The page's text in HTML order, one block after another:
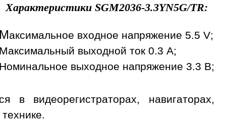
Характеристики SGM2036-3.3YN5G/TR:
Максимальное входное напряжение 5.5 V;
Максимальный выходной ток 0.3 A;
Номинальное выходное напряжение 3.3 В;
в видеорегистраторах, навигаторах,